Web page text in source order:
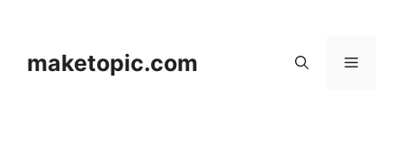
maketopic.com 메